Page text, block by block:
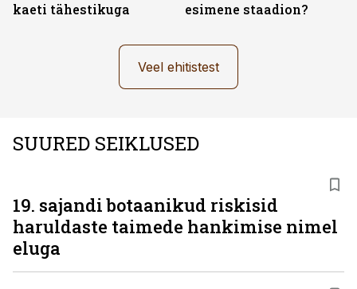
kaeti tähestikuga
esimene staadion?
Veel ehitistest
SUURED SEIKLUSED
19. sajandi botaanikud riskisid
haruldaste taimede hankimise nimel
eluga